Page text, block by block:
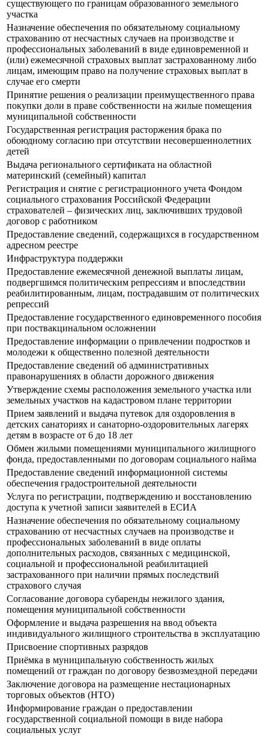
существующего по границам образованного земельного
участка
Назначение обеспечения по обязательному социальному
страхованию от несчастных случаев на производстве и
профессиональных заболеваний в виде единовременной и
(или) ежемесячной страховых выплат застрахованному либо
лицам, имеющим право на получение страховых выплат в
случае его смерти
Принятие решения о реализации преимущественного права
покупки доли в праве собственности на жилые помещения
муниципальной собственности
Государственная регистрация расторжения брака по
обоюдному согласию при отсутствии несовершеннолетних
детей
Выдача регионального сертификата на областной
материнский (семейный) капитал
Регистрация и снятие с регистрационного учета Фондом
социального страхования Российской Федерации
страхователей – физических лиц, заключивших трудовой
договор с работником
Предоставление сведений, содержащихся в государственном
адресном реестре
Инфраструктура поддержки
Предоставление ежемесячной денежной выплаты лицам,
подвергшимся политическим репрессиям и впоследствии
реабилитированным, лицам, пострадавшим от политических
репрессий
Предоставление государственного единовременного пособия
при поствакцинальном осложнении
Предоставление информации о привлечении подростков и
молодежи к общественно полезной деятельности
Предоставление сведений об административных
правонарушениях в области дорожного движения
Утверждение схемы расположения земельного участка или
земельных участков на кадастровом плане территории
Прием заявлений и выдача путевок для оздоровления в
детских санаториях и санаторно-оздоровительных лагерях
детям в возрасте от 6 до 18 лет
Обмен жилыми помещениями муниципального жилищного
фонда, предоставленными по договорам социального найма
Предоставление сведений информационной системы
обеспечения градостроительной деятельности
Услуга по регистрации, подтверждению и восстановлению
доступа к учетной записи заявителей в ЕСИА
Назначение обеспечения по обязательному социальному
страхованию от несчастных случаев на производстве и
профессиональных заболеваний в виде оплаты
дополнительных расходов, связанных с медицинской,
социальной и профессиональной реабилитацией
застрахованного при наличии прямых последствий
страхового случая
Согласование договора субаренды нежилого здания,
помещения муниципальной собственности
Оформление и выдача разрешения на ввод объекта
индивидуального жилищного строительства в эксплуатацию
Присвоение спортивных разрядов
Приёмка в муниципальную собственность жилых
помещений от граждан по договору безвозмездной передачи
Заключение договора на размещение нестационарных
торговых объектов (НТО)
Информирование граждан о предоставлении
государственной социальной помощи в виде набора
социальных услуг